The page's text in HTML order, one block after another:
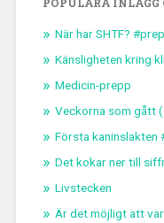
När har SHTF?
Känsligheten kring
Medicin-prepp
Veckorna som gått
Första kaninslakten
Det kokar ner till
Livstecken
Är det möjligt att